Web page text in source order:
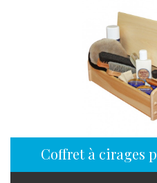
Coffret à cirages